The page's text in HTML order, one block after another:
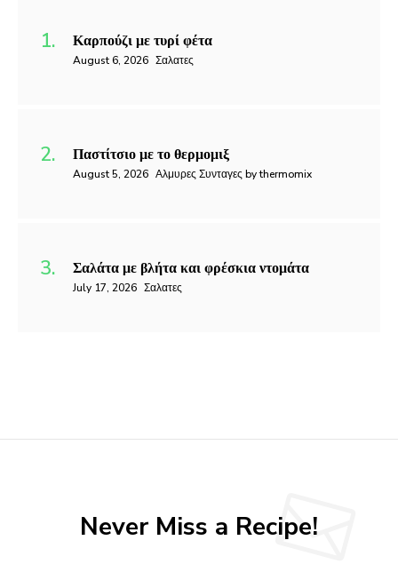
Καρπούζι με τυρί φέτα
August 6, 2026 Σαλατες
Παστίτσιο με το θερμομιξ
August 5, 2026 Αλμυρες Συνταγες by thermomix
Σαλάτα με βλήτα και φρέσκια ντομάτα
July 17, 2026 Σαλατες
Never Miss a Recipe!